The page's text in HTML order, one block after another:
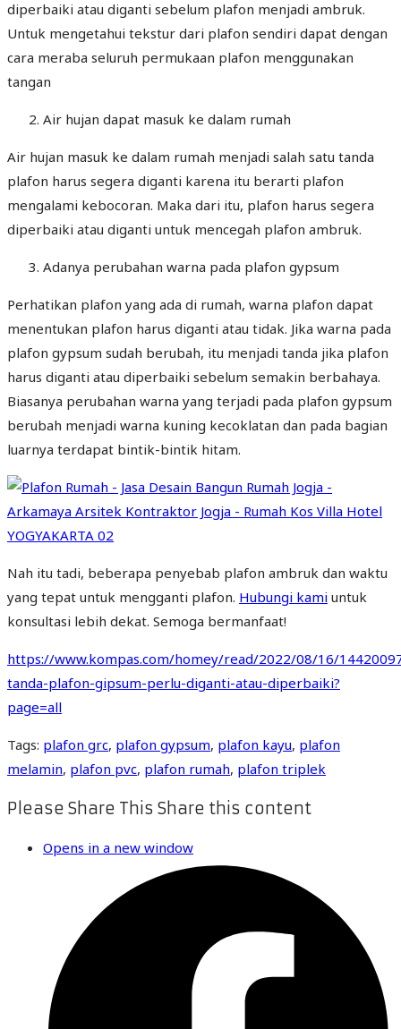
diperbaiki atau diganti sebelum plafon menjadi ambruk.
Untuk mengetahui tekstur dari plafon sendiri dapat dengan
cara meraba seluruh permukaan plafon menggunakan
tangan
Air hujan dapat masuk ke dalam rumah
Air hujan masuk ke dalam rumah menjadi salah satu tanda
plafon harus segera diganti karena itu berarti plafon
mengalami kebocoran. Maka dari itu, plafon harus segera
diperbaiki atau diganti untuk mencegah plafon ambruk.
Adanya perubahan warna pada plafon gypsum
Perhatikan plafon yang ada di rumah, warna plafon dapat
menentukan plafon harus diganti atau tidak. Jika warna pada
plafon gypsum sudah berubah, itu menjadi tanda jika plafon
harus diganti atau diperbaiki sebelum semakin berbahaya.
Biasanya perubahan warna yang terjadi pada plafon gypsum
berubah menjadi warna kuning kecoklatan dan pada bagian
luarnya terdapat bintik-bintik hitam.
Nah itu tadi, beberapa penyebab plafon ambruk dan waktu
yang tepat untuk mengganti plafon. Hubungi kami untuk
konsultasi lebih dekat. Semoga bermanfaat!
https://www.kompas.com/homey/read/2022/08/16/
tanda-plafon-gipsum-perlu-diganti-atau-diperbaiki?
page=all
Tags: plafon grc, plafon gypsum, plafon kayu, plafon
melamin, plafon pvc, plafon rumah, plafon triplek
Please Share This Share this content
Opens in a new window